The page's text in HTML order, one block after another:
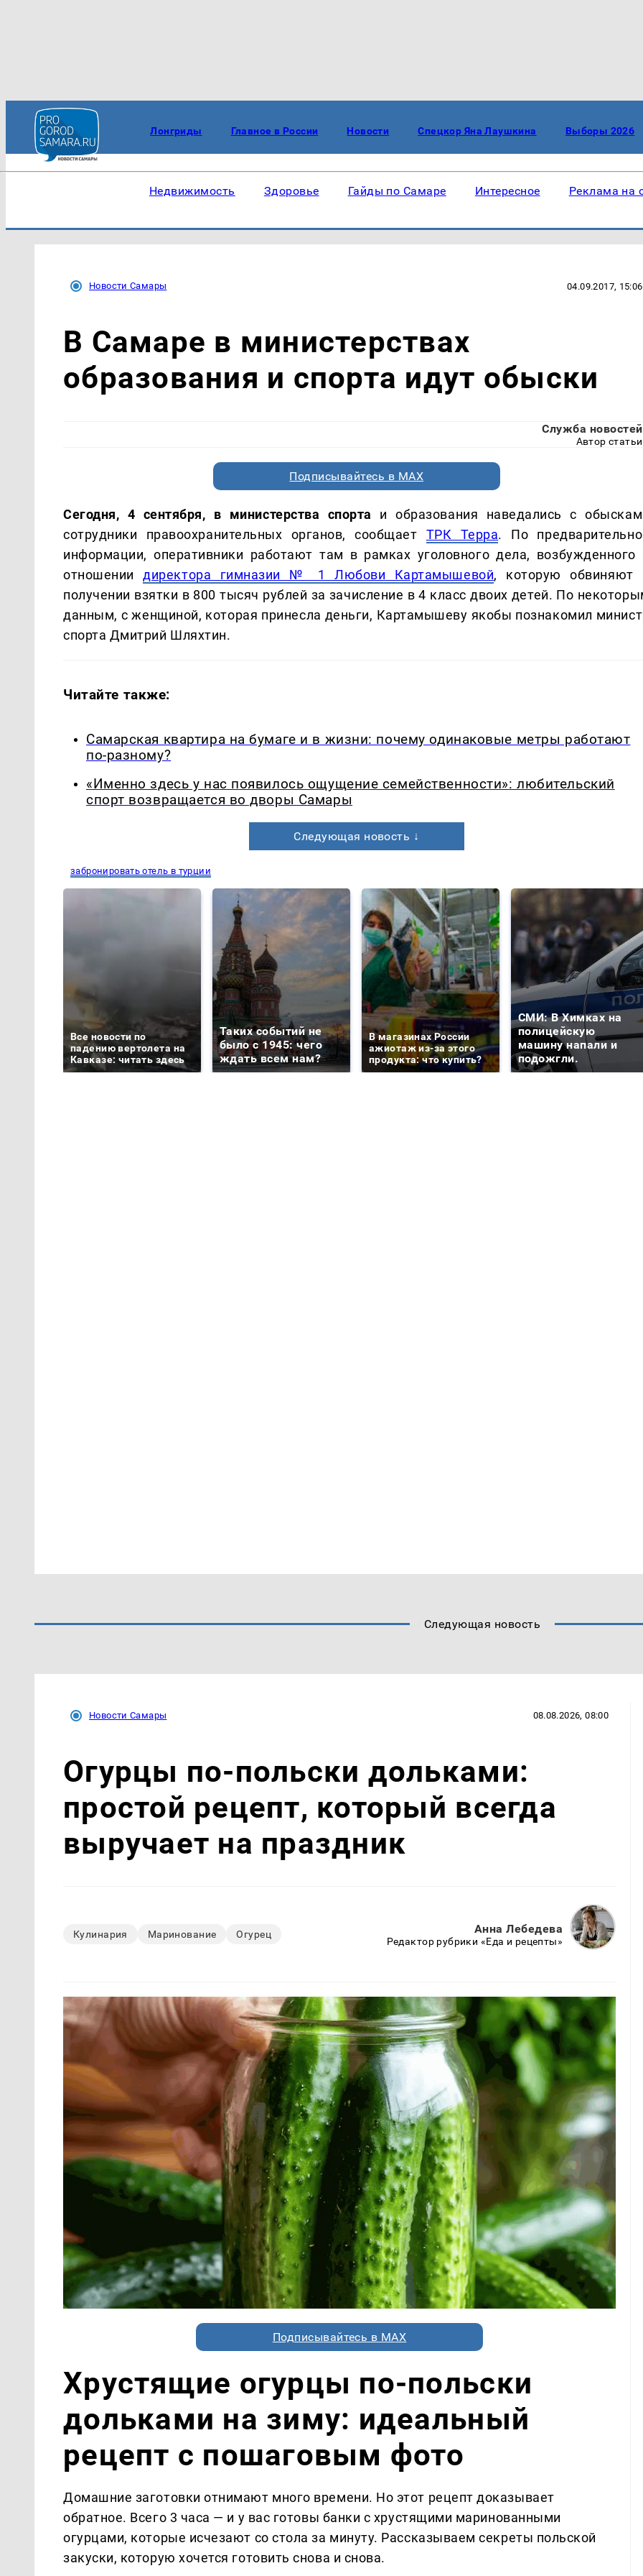
Лонгриды Главное в России Новости Спецкор Яна Лаушкина Выборы 2026
Недвижимость Здоровье Гайды по Самаре Интересное Реклама на
Новости Самары 04.09.2017, 15:06
В Самаре в министерствах
образования и спорта идут обыски
Служба новостей
Автор статьи
Подписывайтесь в MAX
Сегодня, 4 сентября, в министерства спорта и образования наведались с
сотрудники правоохранительных органов, сообщает ТРК Терра. По
информации, оперативники работают там в рамках уголовного дела, возбужденного
отношениидиректора гимназии № 1 Любови Картамышевой, которую обвиняют
получении взятки в 800 тысяч рублей за зачисление в 4 класс двоих детей. По
данным, с женщиной, которая принесла деньги, Картамышеву якобы познакомил
спорта Дмитрий Шляхтин.
Читайте также:
Самарская квартира на бумаге и в жизни: почему одинаковые метры работают
по-разному?
«Именно здесь у нас появилось ощущение семейственности»: любительский
спорт возвращается во дворы Самары
Следующая новость ↓
забронировать отель в турции
Все новости по
падению вертолета на
Кавказе: читать здесь
Таких событий не
было с 1945: чего
ждать всем нам?
В магазинах России
ажиотаж из-за этого
продукта: что купить?
СМИ: В Химках на
полицейскую
машину напали и
подожгли.
Следующая новость
Новости Самары 08.08.2026, 08:00
Огурцы по‑польски дольками:
простой рецепт, который всегда
выручает на праздник
Кулинария Маринование Огурец Анна Лебедева
Редактор рубрики «Еда и рецепты»
Подписывайтесь в MAX
Хрустящие огурцы по-польски
дольками на зиму: идеальный
рецепт с пошаговым фото
Домашние заготовки отнимают много времени. Но этот рецепт доказывает
обратное. Всего 3 часа — и у вас готовы банки с хрустящими маринованными
огурцами, которые исчезают со стола за минуту. Рассказываем секреты польской
закуски, которую хочется готовить снова и снова.